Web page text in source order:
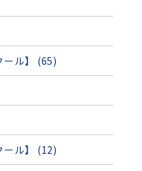
ール】 (65)
ール】 (12)